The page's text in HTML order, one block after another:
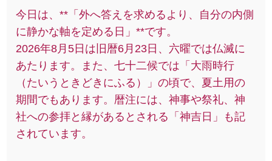
今日は、**「外へ答えを求めるより、自分の内側
に静かな軸を定める日」**です。
2026年8月5日は旧暦6月23日、六曜では仏滅に
あたります。また、七十二候では「大雨時行
（たいうときどきにふる）」の頃で、夏土用の
期間でもあります。暦注には、神事や祭礼、神
社への参拝と縁があるとされる「神吉日」も記
されています。